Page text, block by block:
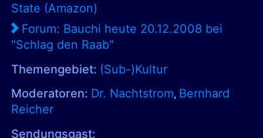
State (Amazon)
Forum: Bauchi heute 20.12.2008 bei
"Schlag den Raab"
Themengebiet: (Sub-)Kultur
Moderatoren: Dr. Nachtstrom, Bernhard
Reicher
Sendungsgast: